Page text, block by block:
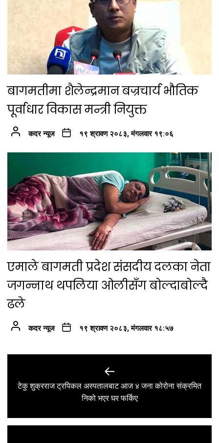
बागमतीमा शैलेन्द्रमान बज्रचार्य भौतिक
पूर्वाधार विकास मन्त्री नियुक्त
कदर न्यूज १९ श्रावण २०८३, मंगलवार १९:०६
एमाले बागमती प्रदेश संसदीय दलका नेता
जगन्नाथ थपलिया ओलीसँग बोल्दाबोल्दै
ढले
कदर न्यूज १९ श्रावण २०८३, मंगलवार १८:५७
navigation
Previous
post:
टेकु शुक्रराज ट्रपिकल अस्पतालबाट आज ४ जना कोरोना संक्रमित
निको भएर घर फर्किए